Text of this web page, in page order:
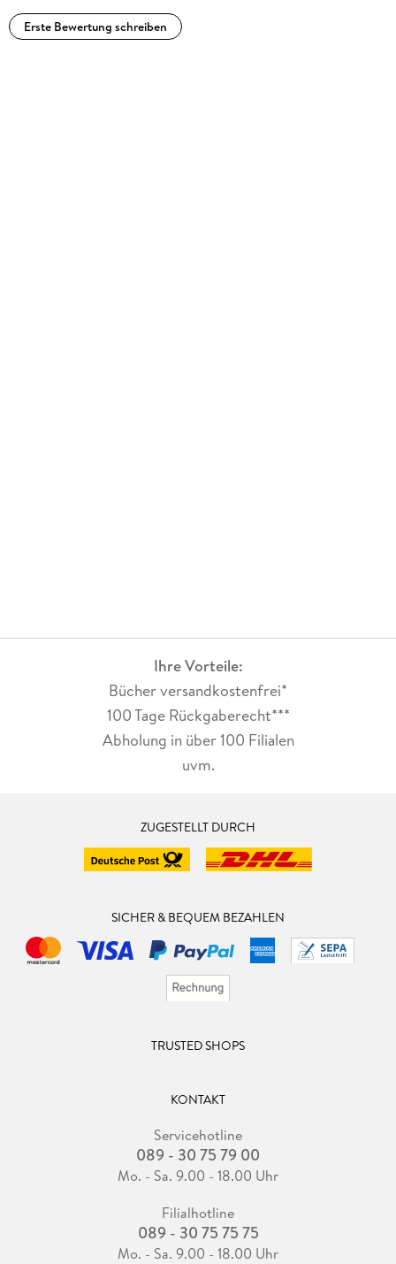
Erste Bewertung schreiben
Ihre Vorteile:
Bücher versandkostenfrei*
100 Tage Rückgaberecht***
Abholung in über 100 Filialen
uvm.
ZUGESTELLT DURCH
SICHER & BEQUEM BEZAHLEN
TRUSTED SHOPS
KONTAKT
Servicehotline
089 - 30 75 79 00
Mo. - Sa. 9.00 - 18.00 Uhr
Filialhotline
089 - 30 75 75 75
Mo. - Sa. 9.00 - 18.00 Uhr